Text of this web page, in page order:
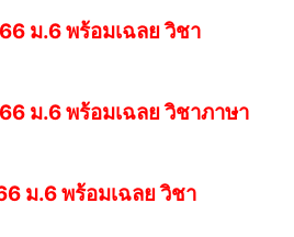
ม.6 พร้อมเฉลย วิชา
ม.6 พร้อมเฉลย วิชาภาษา
ม.6 พร้อมเฉลย วิชา